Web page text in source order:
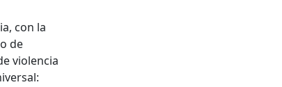
con la
de
violencia